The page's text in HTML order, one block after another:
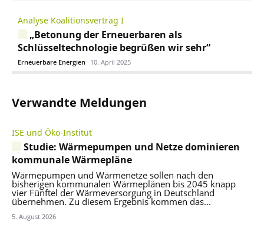
Analyse Koalitionsvertrag I
„Betonung der Erneuerbaren als
Schlüsseltechnologie begrüßen wir sehr“
Erneuerbare Energien 10. April 2025
Verwandte Meldungen
ISE und Öko-Institut
Studie: Wärmepumpen und Netze dominieren
kommunale Wärmepläne
Wärmepumpen und Wärmenetze sollen nach den
bisherigen kommunalen Wärmeplänen bis 2045 knapp
vier Fünftel der Wärmeversorgung in Deutschland
übernehmen. Zu diesem Ergebnis kommen das...
5. August 2026